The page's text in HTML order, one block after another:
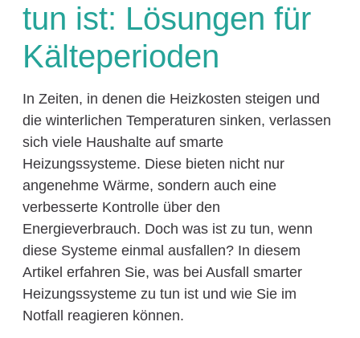
tun ist: Lösungen für
Kälteperioden
In Zeiten, in denen die Heizkosten steigen und
die winterlichen Temperaturen sinken, verlassen
sich viele Haushalte auf smarte
Heizungssysteme. Diese bieten nicht nur
angenehme Wärme, sondern auch eine
verbesserte Kontrolle über den
Energieverbrauch. Doch was ist zu tun, wenn
diese Systeme einmal ausfallen? In diesem
Artikel erfahren Sie, was bei Ausfall smarter
Heizungssysteme zu tun ist und wie Sie im
Notfall reagieren können.